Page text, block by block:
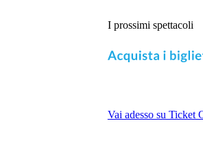
I prossimi spettacoli
Vai adesso su Ticket